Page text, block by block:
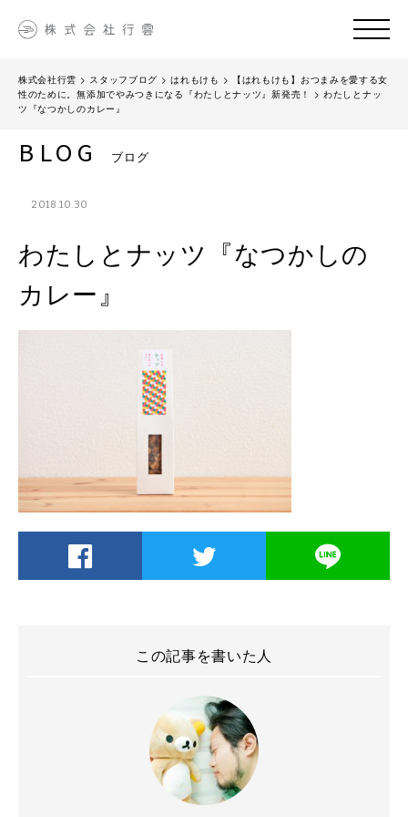
株式会社行雲 > スタッフブログ >はれもけも >
【はれもけも】おつまみを愛する女
性のために。無添加でやみつきになる『わたしとナッツ』新発売！
>わたしとナッ
ツ『なつかしのカレー』
BLOG ブログ
2018.10.30
わたしとナッツ『なつかしの
カレー』
この記事を書いた人